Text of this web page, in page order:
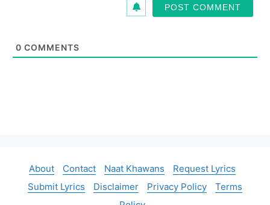
0 COMMENTS
About Contact Naat Khawans
Request Lyrics
Submit Lyrics
Disclaimer Privacy Policy
Terms